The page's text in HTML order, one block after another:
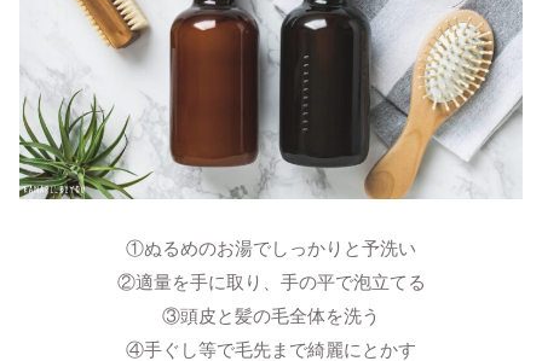
①ぬるめのお湯でしっかりと予洗い
②適量を手に取り、手の平で泡立てる
③頭皮と髪の毛全体を洗う
④手ぐし等で毛先まで綺麗にとかす